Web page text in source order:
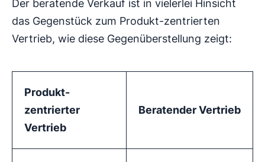
Der beratende Verkauf ist in vielerlei Hinsicht
das Gegenstück zum Produkt-zentrierten
Vertrieb, wie diese Gegenüberstellung zeigt:
Produkt-
zentrierter
Vertrieb
Beratender Vertrieb